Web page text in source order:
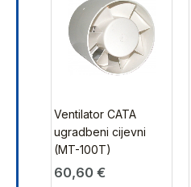
Ventilator CATA
ugradbeni cijevni
(MT-100T)
60,60 €